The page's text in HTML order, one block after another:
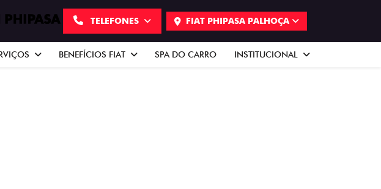
TELEFONES FIAT PHIPASA PALHOÇA
BENEFÍCIOS FIAT SPA DO CARRO INSTITUCIONAL